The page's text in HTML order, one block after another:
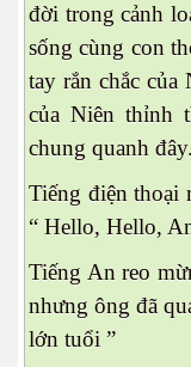
đời trong cảnh
sống cùng con
tay rắn chắc
của Niên thỉnh
chung quanh
Tiếng điện thoại
“ Hello, Hello,
Tiếng An reo
nhưng ông đã
lớn tuổi ”